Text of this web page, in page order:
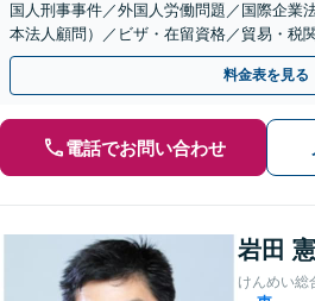
国人刑事事件／外国人労働問題／国際企業
本法人顧問）／ビザ・在留資格／貿易・税
相談に対応【東京:永田町駅2分】【大阪:北
料金表を見る
電話でお問い合わせ
岩田
けんめい総